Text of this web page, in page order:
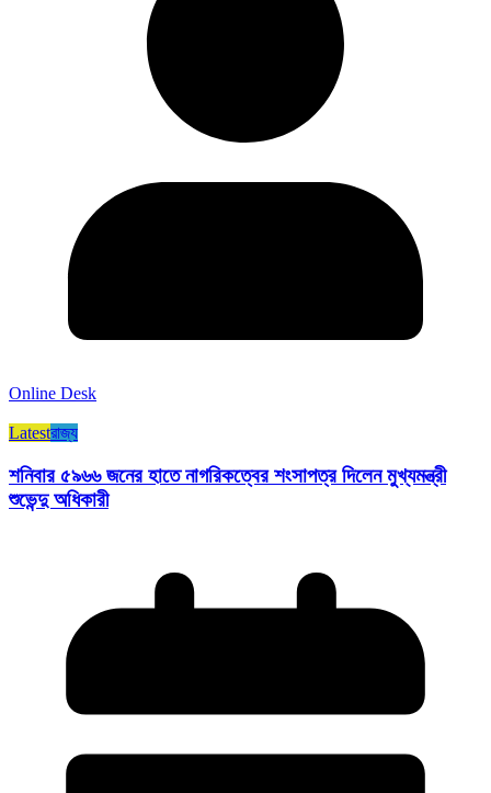
Online Desk
Latestরাজ্য​
শনিবার ৫৯৬৬ জনের হাতে নাগরিকত্বের শংসাপত্র দিলেন মুখ্যমন্ত্রী
শুভেন্দু অধিকারী